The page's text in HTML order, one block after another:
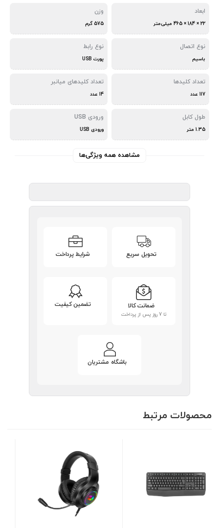
ابعاد
22 × 184 × 465 میلی‌متر
وزن
575 گرم
نوع اتصال
باسیم
نوع رابط
پورت USB
تعداد کلیدها
117 عدد
تعداد کلیدهای میانبر
14 عدد
طول کابل
1.35 متر
ورودی USB
ورودی USB
مشاهده همه ویژگی‌ها
تحویل سریع شرایط پرداخت
ضمانت کالا
تا 7 روز پس از پرداخت
تضمین کیفیت
باشگاه مشتریان
محصولات مرتبط